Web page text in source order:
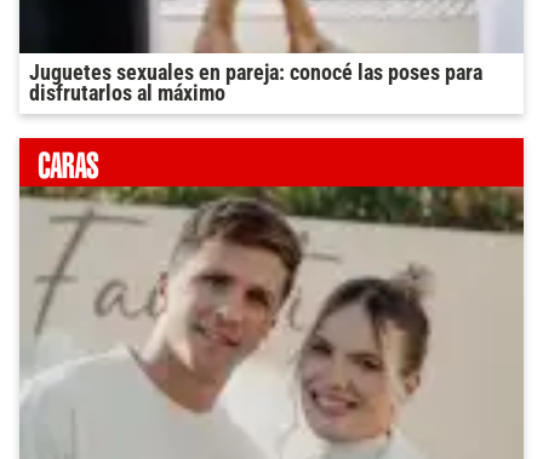
Juguetes sexuales en pareja: conocé las poses para
disfrutarlos al máximo